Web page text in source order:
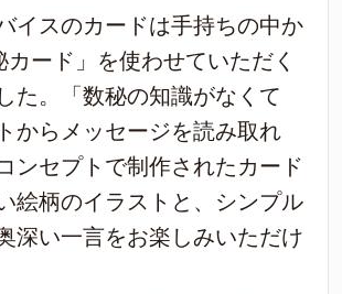
イスのカードは手持ちの中か
カード」を使わせていただく
た。「数秘の知識がなくて
からメッセージを読み取れ
ンセプトで制作されたカード
絵柄のイラストと、シンプル
深い一言をお楽しみいただけ